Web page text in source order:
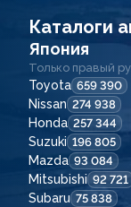
Каталоги
Япония
Только правый
Toyota 659 390
Nissan 274 938
Honda 257 344
Suzuki 196 805
Mazda 93 084
Mitsubishi 92 721
Subaru 75 838